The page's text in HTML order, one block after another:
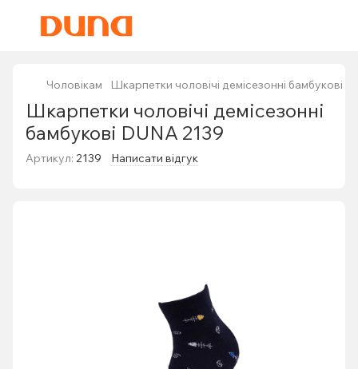
Чоловікам Шкарпетки чоловічі демісезонні бамбукові
Шкарпетки чоловічі демісезонні
бамбукові DUNA 2139
Артикул: 2139 Написати відгук